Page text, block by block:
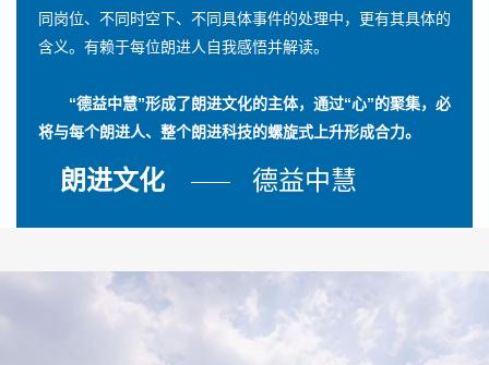
同岗位、不同时空下、不同具体事件的处理中，更有其具体的
含义。有赖于每位朗进人自我感悟并解读。
“德益中慧”形成了朗进文化的主体，通过“心”的聚集，必
将与每个朗进人、整个朗进科技的螺旋式上升形成合力。
朗进文化 德益中慧